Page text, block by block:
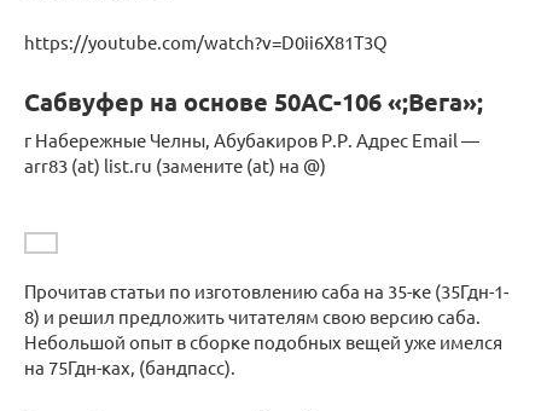
https://youtube.com/watch?v=D0ii6X81T3Q
Сабвуфер на основе 50АС-106 «;Вега»;
г Набережные Челны, Абубакиров Р.Р. Адрес Email —
arr83 (at) list.ru (замените (at) на @)
Прочитав статьи по изготовлению саба на 35-ке (35Гдн-1-
8) и решил предложить читателям свою версию саба.
Небольшой опыт в сборке подобных вещей уже имелся
на 75Гдн-ках, (бандпасс).